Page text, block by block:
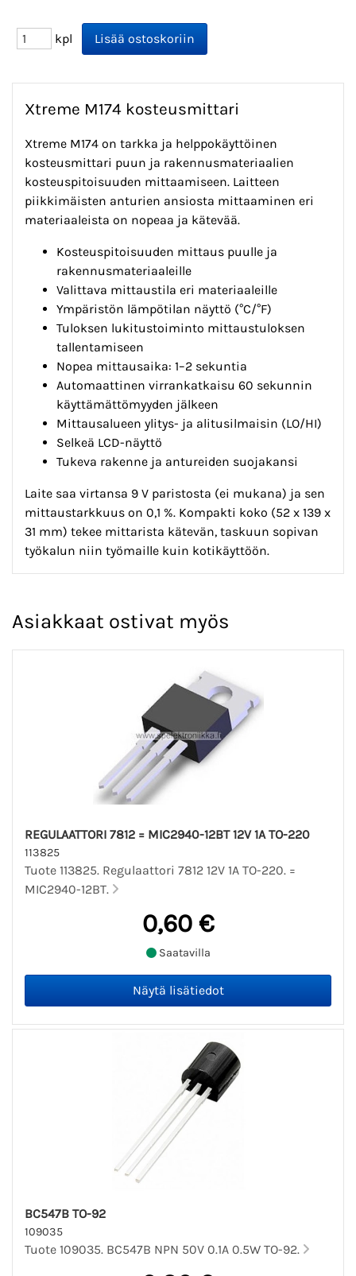
kpl
Xtreme M174 kosteusmittari
Xtreme M174 on tarkka ja helppokäyttöinen
kosteusmittari puun ja rakennusmateriaalien
kosteuspitoisuuden mittaamiseen. Laitteen
piikkimäisten anturien ansiosta mittaaminen eri
materiaaleista on nopeaa ja kätevää.
Kosteuspitoisuuden mittaus puulle ja
rakennusmateriaaleille
Valittava mittaustila eri materiaaleille
Ympäristön lämpötilan näyttö (°C/°F)
Tuloksen lukitustoiminto mittaustuloksen
tallentamiseen
Nopea mittausaika: 1–2 sekuntia
Automaattinen virrankatkaisu 60 sekunnin
käyttämättömyyden jälkeen
Mittausalueen ylitys- ja alitusilmaisin (LO/HI)
Selkeä LCD-näyttö
Tukeva rakenne ja antureiden suojakansi
Laite saa virtansa 9 V paristosta (ei mukana) ja sen
mittaustarkkuus on 0,1 %. Kompakti koko (52 x 139 x
31 mm) tekee mittarista kätevän, taskuun sopivan
työkalun niin työmaille kuin kotikäyttöön.
Asiakkaat ostivat myös
REGULAATTORI 7812 = MIC2940-12BT 12V 1A TO-220
113825
Tuote 113825. Regulaattori 7812 12V 1A TO-220. =
MIC2940-12BT.
0,60 €
Saatavilla
BC547B TO-92
109035
Tuote 109035. BC547B NPN 50V 0.1A 0.5W TO-92.